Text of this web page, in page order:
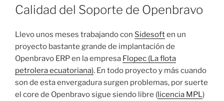
EL
Calidad del Soporte de Openbravo
Llevo unos meses trabajando con Sidesoften un
proyecto bastante grande de implantación de
Openbravo ERP en la empresa Flopec (La flota
petrolera ecuatoriana). En todo proyecto y más cuando
son de esta envergadura surgen problemas, por suerte
el core de Openbravo sigue siendo libre (licencia MPL)